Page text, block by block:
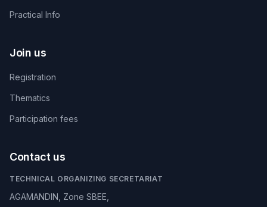
Practical Info
Join us
Registration
Thematics
Participation fees
Contact us
TECHNICAL ORGANIZING SECRETARIAT
AGAMANDIN, Zone SBEE,